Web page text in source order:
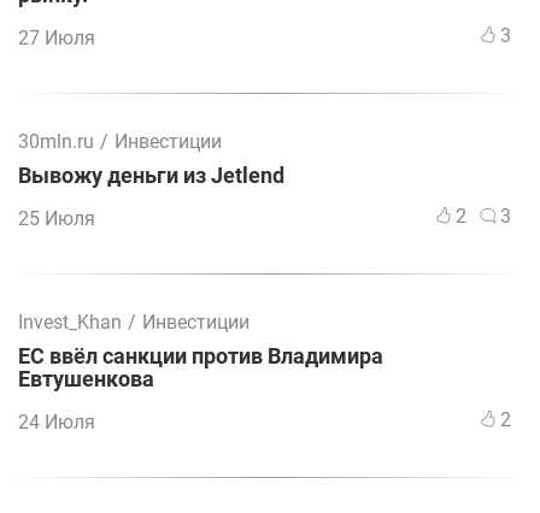
27 Июля 3
30mln.ru / Инвестиции
Вывожу деньги из Jetlend
25 Июля 2 3
Invest_Khan / Инвестиции
ЕС ввёл санкции против Владимира
Евтушенкова
24 Июля 2